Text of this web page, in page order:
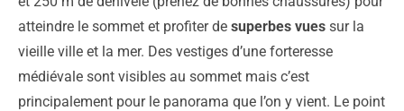
atteindre le sommet et profiter de superbes vues sur la
vieille ville et la mer. Des vestiges d’une forteresse
médiévale sont visibles au sommet mais c’est
principalement pour le panorama que l’on y vient. Le point